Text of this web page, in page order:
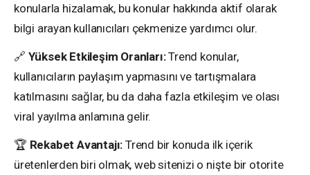
konularla hizalamak, bu konular hakkında aktif olarak
bilgi arayan kullanıcıları çekmenize yardımcı olur.
🔗 Yüksek Etkileşim Oranları:Trend konular,
kullanıcıların paylaşım yapmasını ve tartışmalara
katılmasını sağlar, bu da daha fazla etkileşim ve olası
viral yayılma anlamına gelir.
🏆 Rekabet Avantajı: Trend bir konuda ilk içerik
üretenlerden biri olmak, web sitenizi o nişte bir otorite